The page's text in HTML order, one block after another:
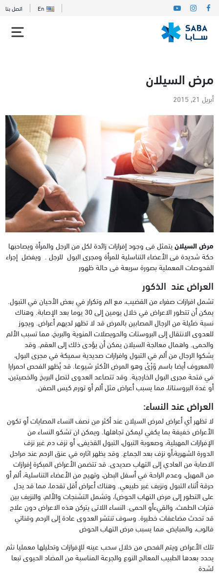
En اتصل بنا
مرض السيلان
أبريل 21, 2015
مرض السيلان يتمثل فى وجود إفرازات زائدة لكل من الرجل والمرأة ويصاحبها
حكة شديدة فى الأعضاء التناسلية للمرأة ومجرى البول للرجل . ويفضل إجراء
الفحوصات المعملية بصورة سريعة فى حالة ظهور
العراض عند الذكور
تشمل افرازات صفراء من القضيب، مع الم وتكرار في بعض الأحيان في التبول.
يمكن أن تتطور الاعراض في خلال يومين إلى 30 يوما بعد الإصابة. وهناك
نسبة ضئيلة من الرجال المصابين بالمرض قد لا تظهر لديهم أعراض. ويجوز
للعدوى الانتقال إلى البروستات والحويصلات المنوية والبربخ، مما تسبب الألم
والحمى. واهمال معالجة السيلان يمكن أن يؤدى ذلك إلى العقم. وقد
يشكوا الرجال من ألم في التبول وافرازات صديدية سميكة في مجرى البول،
(المعروف أيضا باسم وَرْىْ وهو المرض الأكثر شيوعا. قد يُظهر الفحص احمرارا
في فتحة مجرى البول الخارجية. وقد تتصاعد العدوى لتصل البربخ والخصيتين،
أو غدة البروستاتا، مما يسبب أعراض مثل ألم أو تورم كيس الصفن.
العراض عند النساء:
لا تظهر أي أعراض لمرض السيلان عند أكثر من نصف النساء المصابات أو تكون
الأعراض خفيفة بما يكفي ليمكن تجاهلها. ويمكن ان تشكو النساء من
الإفرازات المهبلية، وصعوبة التبول، التبول القذيفى، أو نزف دم غير نزف
الدورة الشهرية،أو نزف بعد الجماع. وقد يظهر اثاره في عنق الرحم عند مراحل
الاصابة من العادي إلى التهاب صديدى. قد تتضمن الأعراض المبكرة إفرازات
من المهبل، وعدم الراحة في أسفل البطن، وتهيج من الأعضاء التناسلية، ألم أو
حرقة أثناء التبول ونزيف غير طبيعي. وهناك أعراض أقل تقدما، مما قد يدل
على التطور إلى مرض التهاب الحوض)، وتشمل التشنجات والألم، والنزيف بين
فترات الطمث، والقيءأو الحمى. النساء اللاتى يتركن هذه الاعراض دون علاج
قد تحدث مضاعفات خطيرة. وسوف تنتشر العدوى عادة إلى الرحم وقناتي
فالوب، والمبايض، مما يسبب مرض التهاب الحوض
تلك الأعراض ويتم الفحص من خلال سحب عينه للإفرازات وتحليلها معمليا نثم
يحدد بعدها الطبيب المعالج النوع والجرعة المناسبة من المضاد الحيوى تبعا
لشدة